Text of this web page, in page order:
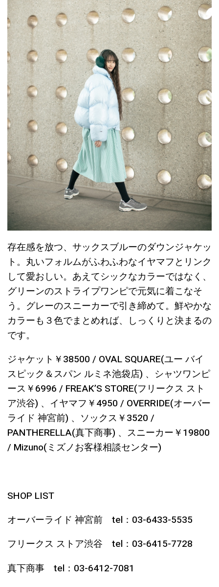
存在感を放つ、サックスブルーのダウンジャケッ
ト。丸いフォルムがふわふわなイヤマフとリンク
して愛おしい。あえてシックなカラーではなく、
グリーンのストライプワンピで元気に着こなそ
う。グレーのスニーカーで引き締めて。鮮やかな
カラーも３色でまとめれば、しっくりと決まるの
です。
ジャケット￥38500 / OVAL SQUARE(ユー バイ
スピック＆スパン ルミネ池袋店) 、シャツワンピ
ース￥6996 / FREAK’S STORE(フリークス スト
ア渋谷) 、イヤマフ￥4950 / OVERRIDE(オーバー
ライド 神宮前) 、ソックス￥3520 /
PANTHERELLA(真下商事) 、スニーカー￥19800
/ Mizuno(ミズノお客様相談センター)
SHOP LIST
オーバーライド 神宮前 tel：03-6433-5535
フリークス ストア渋谷 tel：03-6415-7728
真下商事 tel：03-6412-7081